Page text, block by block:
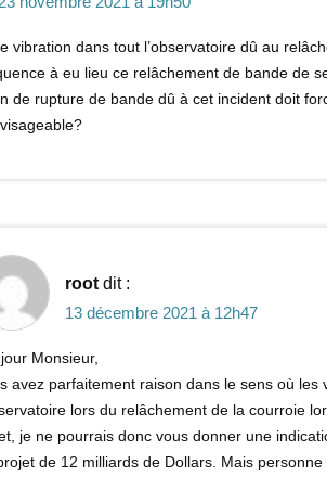
vibration dans tout l’observatoire dû au
à eu lieu ce relâchement de bande de
de rupture de bande dû à cet incident doit
root dit :
13 décembre 2021 à 12h47
Monsieur,
avez parfaitement raison dans le sens où les
lors du relâchement de la courroie
je ne pourrais donc vous donner une
de 12 milliards de Dollars. Mais